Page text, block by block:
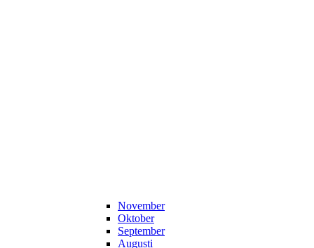
November
Oktober
September
Augusti